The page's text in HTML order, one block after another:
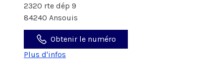
2320 rte dép 9
84240 Ansouis
Obtenir le numéro
Plus d'infos